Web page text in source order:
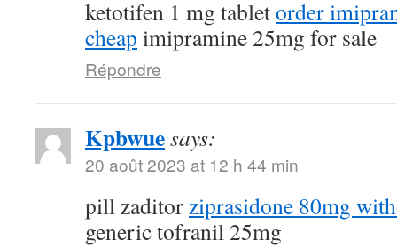
ketotifen 1 mg tabletorder
cheap imipramine 25mg for sale
Répondre
Kpbwuesays:
20 août 2023 at 12 h 44 min
pill zaditorziprasidone 80mg
generic tofranil 25mg